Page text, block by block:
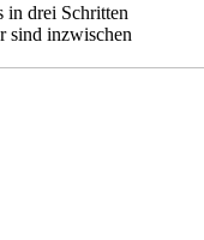
in drei Schritten
sind inzwischen